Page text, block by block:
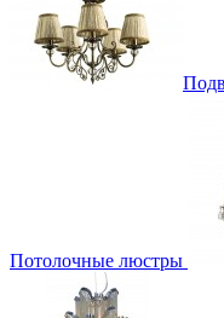
Потолочные люстры